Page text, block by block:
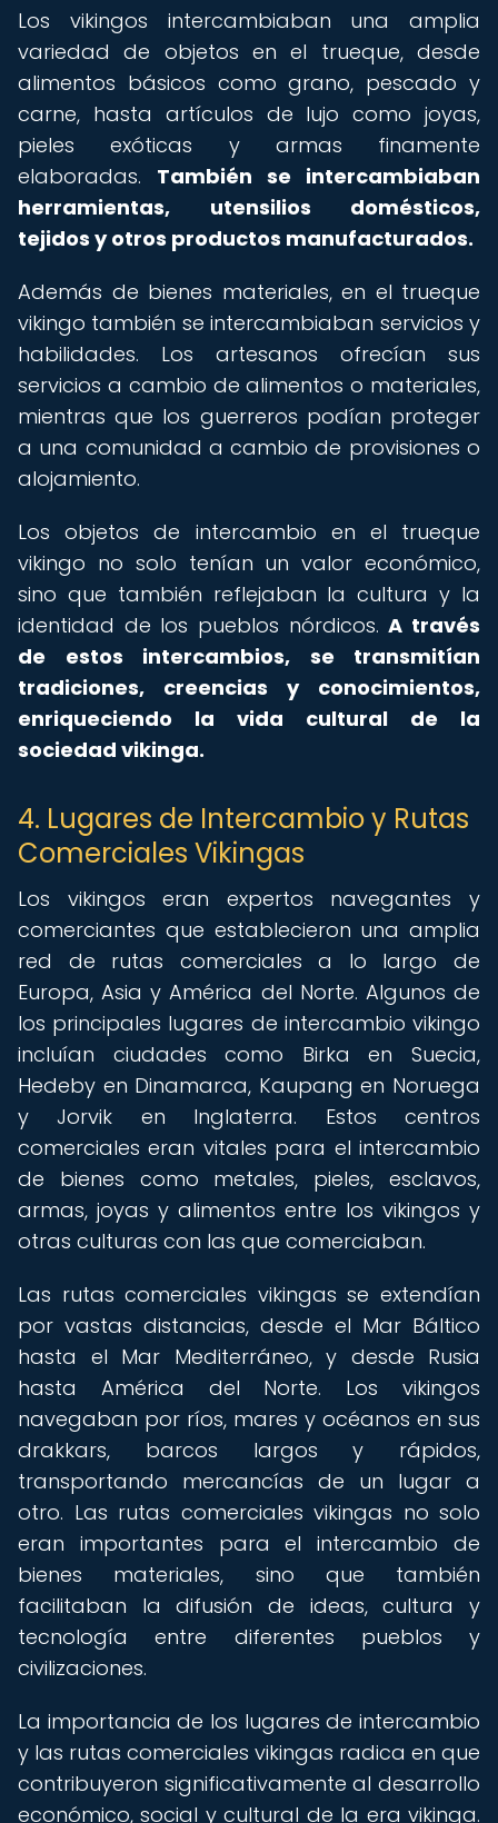
Los vikingos intercambiaban una amplia
variedad de objetos en el trueque, desde
alimentos básicos como grano, pescado y
carne, hasta artículos de lujo como joyas,
pieles exóticas y armas finamente
elaboradas. También se intercambiaban
herramientas, utensilios domésticos,
tejidos y otros productos manufacturados.
Además de bienes materiales, en el trueque
vikingo también se intercambiaban servicios y
habilidades. Los artesanos ofrecían sus
servicios a cambio de alimentos o materiales,
mientras que los guerreros podían proteger
a una comunidad a cambio de provisiones o
alojamiento.
Los objetos de intercambio en el trueque
vikingo no solo tenían un valor económico,
sino que también reflejaban la cultura y la
identidad de los pueblos nórdicos.A través
de estos intercambios, se transmitían
tradiciones, creencias y conocimientos,
enriqueciendo la vida cultural de la
sociedad vikinga.
4. Lugares de Intercambio y Rutas
Comerciales Vikingas
Los vikingos eran expertos navegantes y
comerciantes que establecieron una amplia
red de rutas comerciales a lo largo de
Europa, Asia y América del Norte. Algunos de
los principales lugares de intercambio vikingo
incluían ciudades como Birka en Suecia,
Hedeby en Dinamarca, Kaupang en Noruega
y Jorvik en Inglaterra. Estos centros
comerciales eran vitales para el intercambio
de bienes como metales, pieles, esclavos,
armas, joyas y alimentos entre los vikingos y
otras culturas con las que comerciaban.
Las rutas comerciales vikingas se extendían
por vastas distancias, desde el Mar Báltico
hasta el Mar Mediterráneo, y desde Rusia
hasta América del Norte. Los vikingos
navegaban por ríos, mares y océanos en sus
drakkars, barcos largos y rápidos,
transportando mercancías de un lugar a
otro. Las rutas comerciales vikingas no solo
eran importantes para el intercambio de
bienes materiales, sino que también
facilitaban la difusión de ideas, cultura y
tecnología entre diferentes pueblos y
civilizaciones.
La importancia de los lugares de intercambio
y las rutas comerciales vikingas radica en que
contribuyeron significativamente al desarrollo
económico, social y cultural de la era vikinga.